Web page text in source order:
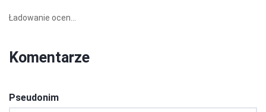
Ładowanie ocen...
Komentarze
Pseudonim